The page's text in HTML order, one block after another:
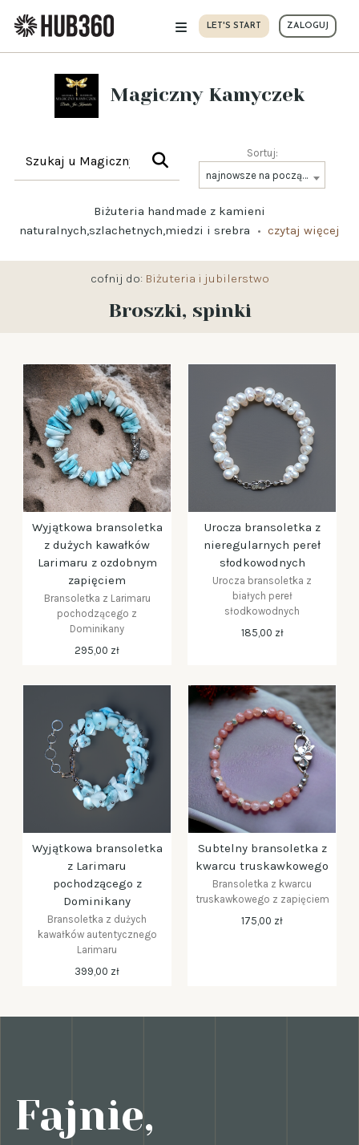
LET'S START ZALOGUJ
Magiczny Kamyczek
Sortuj:
najnowsze na początku
Biżuteria handmade z kamieni
naturalnych,szlachetnych,miedzi i srebra
• czytaj więcej
cofnij do: Biżuteria i jubilerstwo
Broszki, spinki
Wyjątkowa bransoletka
z dużych kawałków
Larimaru z ozdobnym
zapięciem
Bransoletka z Larimaru
pochodzącego z
Dominikany
295,00 zł
Urocza bransoletka z
nieregularnych pereł
słodkowodnych
Urocza bransoletka z
białych pereł
słodkowodnych
185,00 zł
Wyjątkowa bransoletka
z Larimaru
pochodzącego z
Dominikany
Bransoletka z dużych
kawałków autentycznego
Larimaru
399,00 zł
Subtelny bransoletka z
kwarcu truskawkowego
Bransoletka z kwarcu
truskawkowego z zapięciem
175,00 zł
Fajnie,